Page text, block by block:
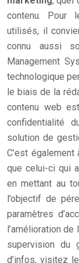
contenu. Pour
utilisés, il
connu aussi
Management
technologique
le biais de la
contenu web
confidentialité
solution de
C’est également
que celui-ci qui
en mettant au
l’objectif de
paramètres
l’amélioration
supervision du
d’infos, visitez